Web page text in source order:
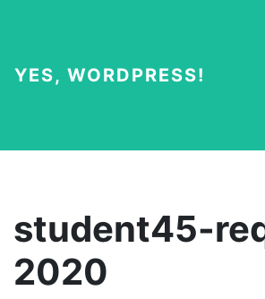
YES, WORDPRESS!
student45-
2020